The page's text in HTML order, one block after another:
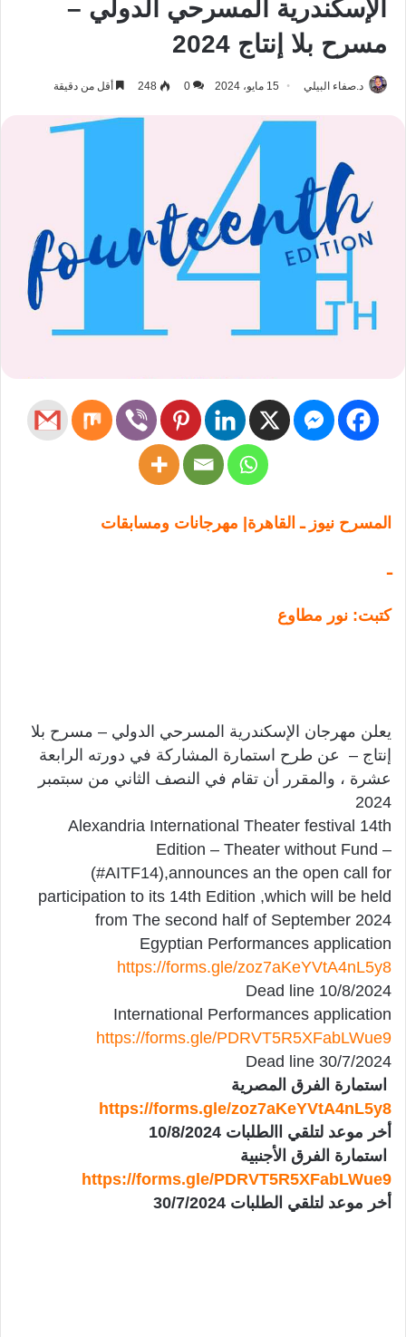
الإسكندرية المسرحي الدولي –
مسرح بلا إنتاج 2024
د.صفاء البيلي 15 مايو، 2024 0
248 أقل من دقيقة
المسرح نيوز ـ القاهرة| مهرجانات ومسابقات
ـ
كتبت: نور مطاوع
​يعلن مهرجان الإسكندرية المسرحي الدولي – مسرح بلا
إنتاج – عن طرح استمارة المشاركة في دورته الرابعة
عشرة ، والمقرر أن تقام في النصف الثاني من سبتمبر
2024
Alexandria International Theater festival 14th
Edition – Theater without Fund –
(#AITF14),announces an the open call for
participation to its 14th Edition ,which will be held
from The second half of September 2024
​Egyptian Performances application
https://forms.gle/zoz7aKeYVtA4nL5y8
Dead line 10/8/2024
​International Performances application
https://forms.gle/PDRVT5R5XFabLWue9
Dead line 30/7/2024
​ استمارة الفرق المصرية
https://forms.gle/zoz7aKeYVtA4nL5y8
أخر موعد لتلقي االطلبات 10/8/2024
​ استمارة الفرق الأجنبية
https://forms.gle/PDRVT5R5XFabLWue9
أخر موعد لتلقي الطلبات 30/7/2024